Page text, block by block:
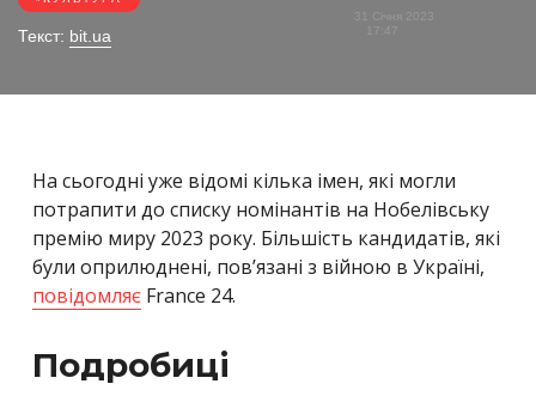
Текст: bit.ua
17:47
На сьогодні уже відомі кілька імен, які могли
потрапити до списку номінантів на Нобелівську
премію миру 2023 року. Більшість кандидатів, які
були оприлюднені, пов’язані з війною в Україні,
повідомляє France 24.
Подробиці